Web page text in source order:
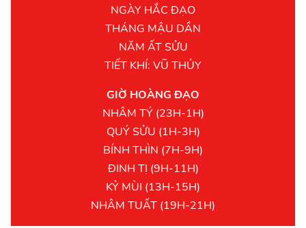
NGÀY HẮC ĐẠO
THÁNG MẬU DẦN
NĂM ẤT SỬU
TIẾT KHÍ: VŨ THỦY
GIỜ HOÀNG ĐẠO
NHÂM TÝ (23H-1H)
QUÝ SỬU (1H-3H)
BÍNH THÌN (7H-9H)
ĐINH TỊ (9H-11H)
KỶ MÙI (13H-15H)
NHÂM TUẤT (19H-21H)